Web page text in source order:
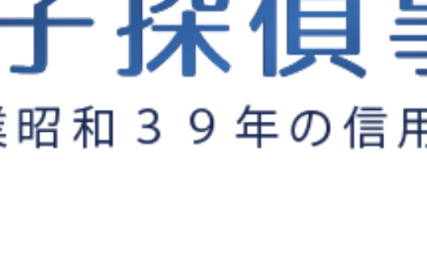
慰謝料・法的手続き
浮気調査の証拠
流れと手順の全て｜